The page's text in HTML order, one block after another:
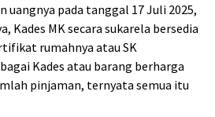
pada tanggal 17 Juli 2025,
Kades MK secara sukarela bersedia
rumahnya atau SK
Kades atau barang berharga
pinjaman, ternyata semua itu